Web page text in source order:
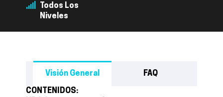
Todos Los
Niveles
Visión General FAQ
CONTENIDOS: